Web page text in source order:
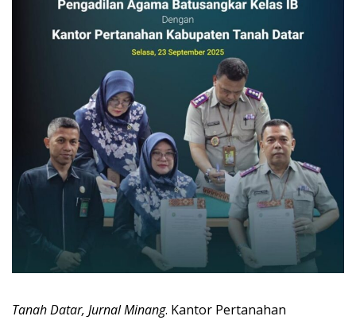
Tanah Datar, Jurnal Minang. Kantor Pertanahan